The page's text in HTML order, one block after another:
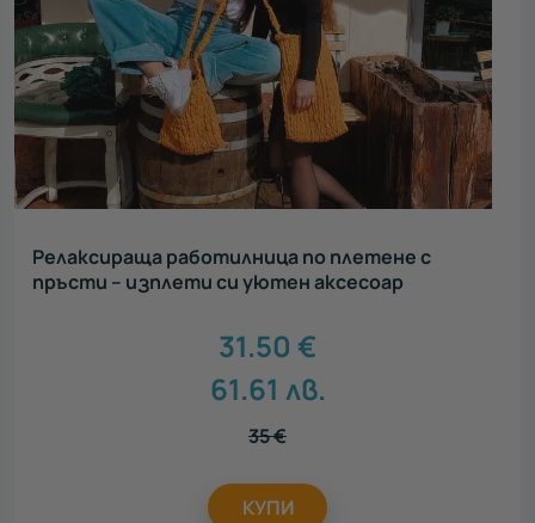
Релаксираща работилница по плетене с
пръсти – изплети си уютен аксесоар
31.50 €
61.61 лв.
35€
КУПИ